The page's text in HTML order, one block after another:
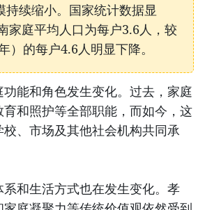
持续缩小。国家统计数据显
家庭平均人口为每户3.6人，较
）的每户4.6人明显下降。
能和角色发生变化。过去，家庭
育和照护等全部职能，而如今，这
、市场及其他社会机构共同承
和生活方式也在发生变化。孝